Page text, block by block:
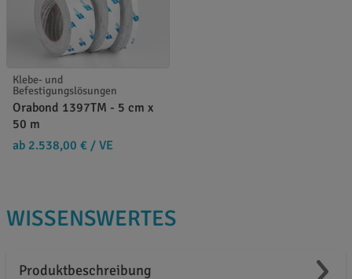
Klebe- und
Befestigungslösungen
Orabond 1397TM - 5 cm x
50 m
ab 2.538,00 € / VE
WISSENSWERTES
Produktbeschreibung